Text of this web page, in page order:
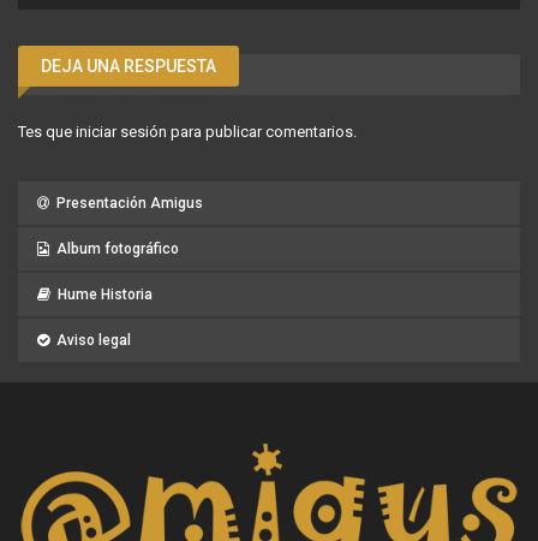
DEJA UNA RESPUESTA
Tes que iniciar sesión para publicar comentarios.
Presentación Amigus
Album fotográfico
Hume Historia
Aviso legal